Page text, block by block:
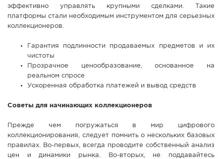
эффективно управлять крупными сделками. Такие
платформы стали необходимым инструментом для серьезных
коллекционеров.
Гарантия подлинности продаваемых предметов и их
чистоты
Прозрачное ценообразование, основанное на
реальном спросе
Ускоренная обработка платежей и вывод средств
Советы для начинающих коллекционеров
Прежде чем погружаться в мир цифрового
коллекционирования, следует помнить о нескольких базовых
правилах. Во-первых, всегда проводите собственный анализ
цен и динамики рынка. Во-вторых, не поддавайтесь